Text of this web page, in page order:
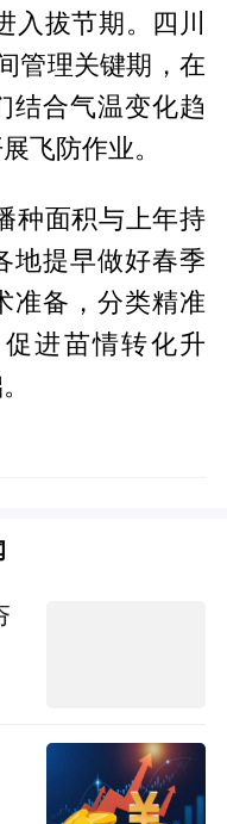
入拔节期。四川
管理关键期，在
结合气温变化趋
飞防作业。
种面积与上年持
地提早做好春季
准备，分类精准
进苗情转化升